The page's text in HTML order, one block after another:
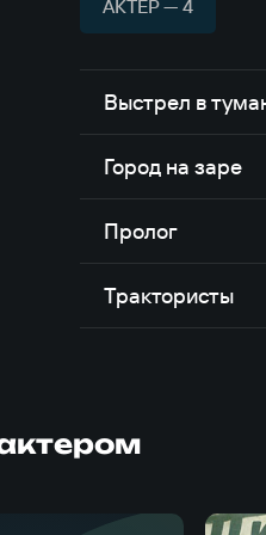
АКТЁР — 4
Выстрел в
Город на заре
Пролог
Трактористы